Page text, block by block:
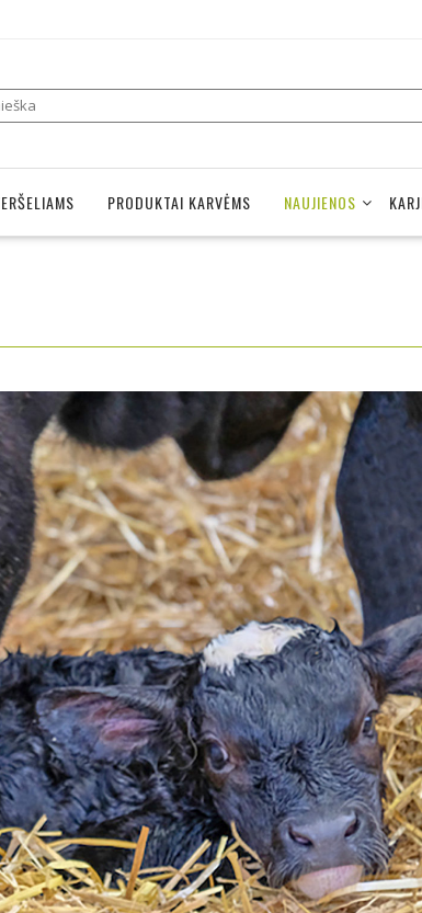
PRODUKTAI KARVĖMS NAUJIENOS